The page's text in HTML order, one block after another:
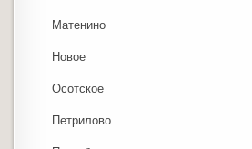
Матенино
Новое
Осотское
Петрилово